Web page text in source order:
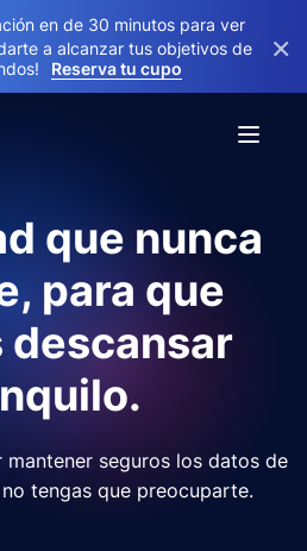
en de 30 minutos para ver
a alcanzar tus objetivos de
Reserva tu cupo
×
que nunca
para que
descansar
seguros los datos de
tengas que preocuparte.